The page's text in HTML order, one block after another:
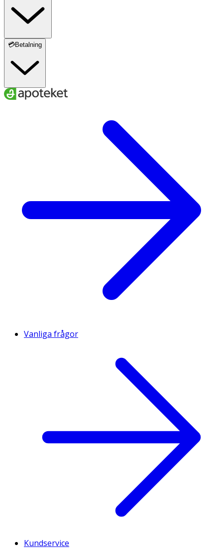
💳Betalning
Vanliga frågor
Kundservice